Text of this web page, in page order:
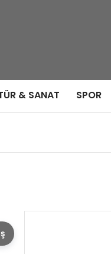
& SANAT SPOR